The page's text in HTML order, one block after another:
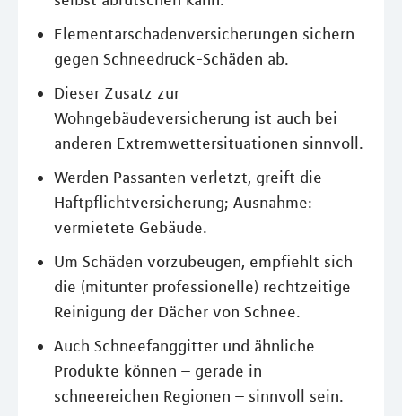
Elementarschadenversicherungen sichern
gegen Schneedruck-Schäden ab.
Dieser Zusatz zur
Wohngebäudeversicherung ist auch bei
anderen Extremwettersituationen sinnvoll.
Werden Passanten verletzt, greift die
Haftpflichtversicherung; Ausnahme:
vermietete Gebäude.
Um Schäden vorzubeugen, empfiehlt sich
die (mitunter professionelle) rechtzeitige
Reinigung der Dächer von Schnee.
Auch Schneefanggitter und ähnliche
Produkte können – gerade in
schneereichen Regionen – sinnvoll sein.